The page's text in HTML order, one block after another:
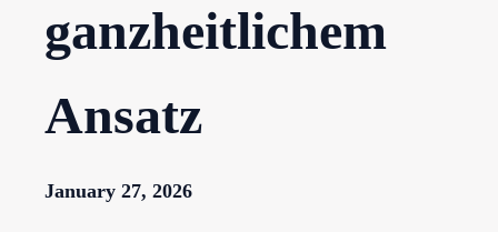
ganzheitlichem
Ansatz
January 27, 2026